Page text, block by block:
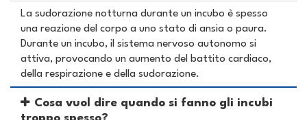
La sudorazione notturna durante un incubo è spesso
una reazione del corpo a uno stato di ansia o paura.
Durante un incubo, il sistema nervoso autonomo si
attiva, provocando un aumento del battito cardiaco,
della respirazione e della sudorazione.
Cosa vuol dire quando si fanno gli incubi